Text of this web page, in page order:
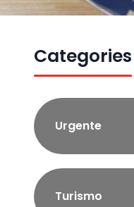
Categories
Urgente
Turismo